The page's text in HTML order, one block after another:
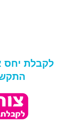
לקבלת יחס